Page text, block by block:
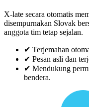
X-late secara otomatis
disempurnakan Slovak
anggota tim tetap sejalan.
✔ Terjemahan
✔ Pesan asli dan
✔ Mendukung
bendera.